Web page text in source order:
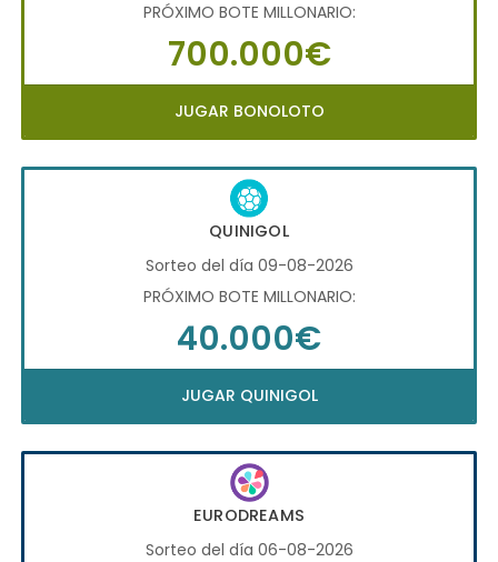
PRÓXIMO BOTE MILLONARIO:
700.000€
JUGAR BONOLOTO
QUINIGOL
Sorteo del día 09-08-2026
PRÓXIMO BOTE MILLONARIO:
40.000€
JUGAR QUINIGOL
EURODREAMS
Sorteo del día 06-08-2026